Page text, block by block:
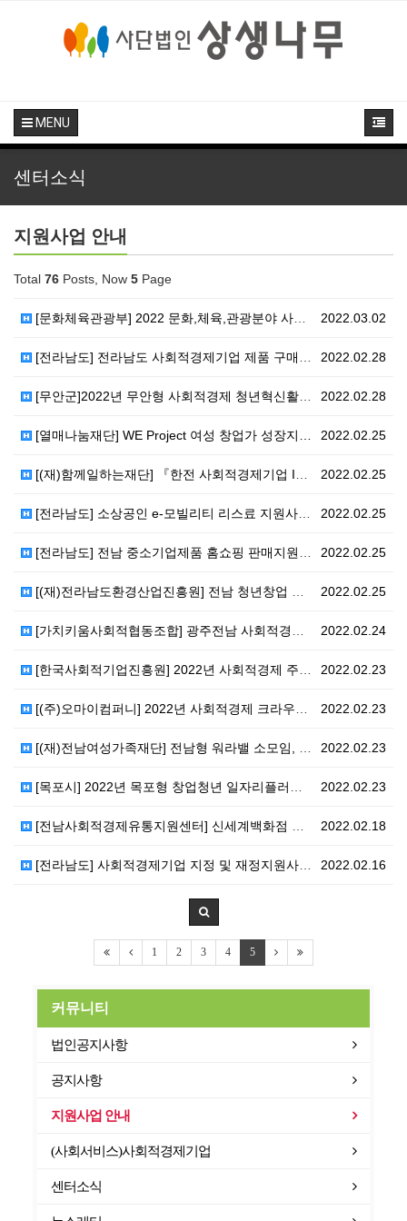
MENU
센터소식
지원사업 안내
Total 76 Posts, Now 5 Page
2022.03.02
[문화체육관광부] 2022 문화,체육,관광분야 사회적경…
2022.02.28
[전라남도] 전라남도 사회적경제기업 제품 구매실적 및 …
2022.02.28
[무안군]2022년 무안형 사회적경제 청년혁신활동가 지…
2022.02.25
[열매나눔재단] WE Project 여성 창업가 성장지…
2022.02.25
[(재)함께일하는재단] 『한전 사회적경제기업 ICT솔루…
2022.02.25
[전라남도] 소상공인 e-모빌리티 리스료 지원사업 (2…
2022.02.25
[전라남도] 전남 중소기업제품 홈쇼핑 판매지원사업 신청…
2022.02.25
[(재)전라남도환경산업진흥원] 전남 청년창업 후속지원 …
2022.02.24
[가치키움사회적협동조합] 광주전남 사회적경제기업 온라인…
2022.02.23
[한국사회적기업진흥원] 2022년 사회적경제 주요사업 …
2022.02.23
[(주)오마이컴퍼니] 2022년 사회적경제 크라우드펀딩…
2022.02.23
[(재)전남여성가족재단] 전남형 워라밸 소모임, 공동체…
2022.02.23
[목포시] 2022년 목포형 창업청년 일자리플러스 지원…
2022.02.18
[전남사회적경제유통지원센터] 신세계백화점 광주점 사회적…
2022.02.16
[전라남도] 사회적경제기업 지정 및 재정지원사업 연간 …
1 2 3 4 5
커뮤니티
법인공지사항
공지사항
지원사업 안내
(사회서비스)사회적경제기업
센터소식